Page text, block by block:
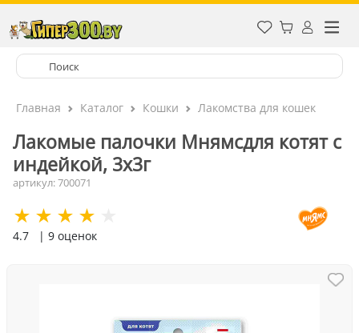
Главная Каталог Кошки Лакомства для кошек
Лакомые палочки Мнямсдля котят с
индейкой, 3x3г
артикул: 700071
4.7 | 9 оценок